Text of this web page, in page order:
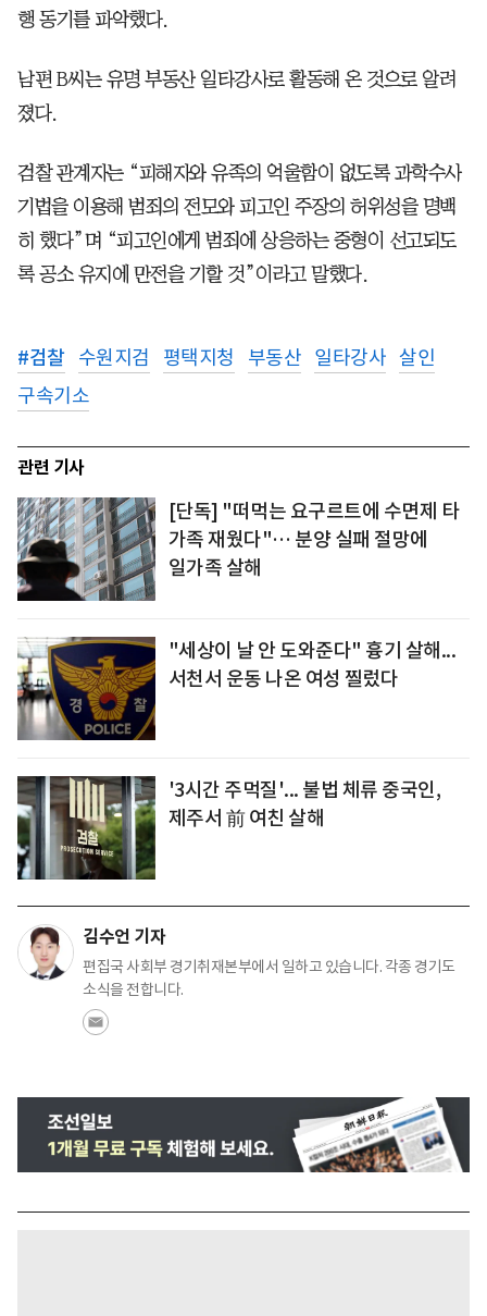
행 동기를 파악했다.
남편 B씨는 유명 부동산 일타강사로 활동해 온 것으로 알려
졌다.
검찰 관계자는 “피해자와 유족의 억울함이 없도록 과학수사
기법을 이용해 범죄의 전모와 피고인 주장의 허위성을 명백
히 했다”며 “피고인에게 범죄에 상응하는 중형이 선고되도
록 공소 유지에 만전을 기할 것”이라고 말했다.
#검찰 수원지검 평택지청 부동산 일타강사 살인
구속기소
관련 기사
[단독] "떠먹는 요구르트에 수면제 타
가족 재웠다"… 분양 실패 절망에
일가족 살해
"세상이 날 안 도와준다" 흉기 살해...
서천서 운동 나온 여성 찔렀다
'3시간 주먹질'... 불법 체류 중국인,
제주서 前 여친 살해
김수언 기자
편집국 사회부 경기취재본부에서 일하고 있습니다. 각종 경기도
소식을 전합니다.